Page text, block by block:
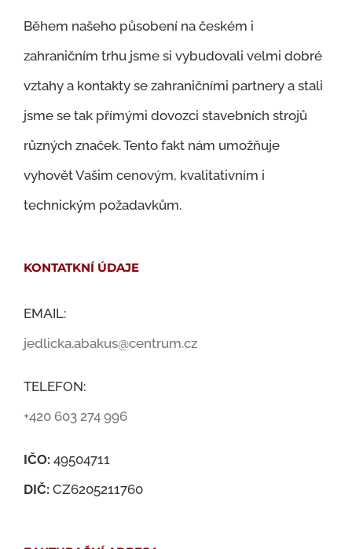
Během našeho působení na českém i
zahraničním trhu jsme si vybudovali velmi dobré
vztahy a kontakty se zahraničními partnery a stali
jsme se tak přímými dovozci stavebních strojů
různých značek. Tento fakt nám umožňuje
vyhovět Vašim cenovým, kvalitativním i
technickým požadavkům.
KONTATKNÍ ÚDAJE
EMAIL:
jedlicka.abakus@centrum.cz
TELEFON:
+420 603 274 996
IČO: 49504711
DIČ: CZ6205211760